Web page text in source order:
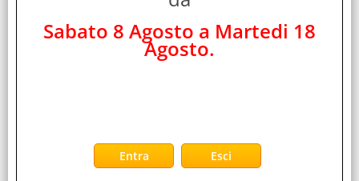
8GB-SSD 250GB M.2 NVMe-WIN 11 PROF BLACK
Sabato 8 Agosto a Martedi 18
Agosto.